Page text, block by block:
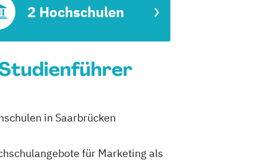
2 Hochschulen
in Saarbrücken
für Marketing als